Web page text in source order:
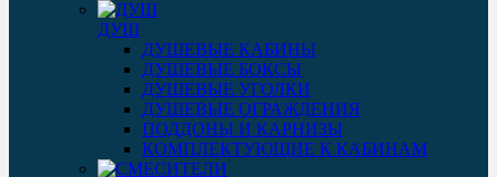
ДУШ
ДУШЕВЫЕ КАБИНЫ
ДУШЕВЫЕ БОКСЫ
ДУШЕВЫЕ УГОЛКИ
ДУШЕВЫЕ ОГРАЖДЕНИЯ
ПОДДОНЫ И КАРНИЗЫ
КОМПЛЕКТУЮЩИЕ К КАБИНАМ